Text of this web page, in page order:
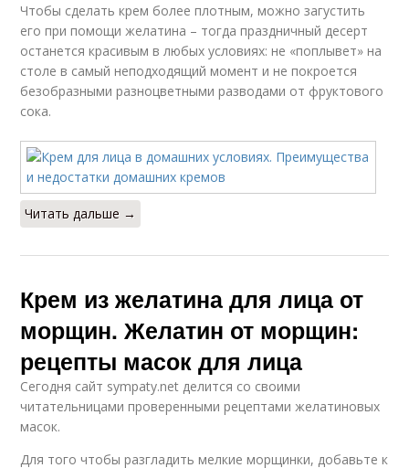
Чтобы сделать крем более плотным, можно загустить
его при помощи желатина – тогда праздничный десерт
останется красивым в любых условиях: не «поплывет» на
столе в самый неподходящий момент и не покроется
безобразными разноцветными разводами от фруктового
сока.
Читать дальше →
Крем из желатина для лица от
морщин. Желатин от морщин:
рецепты масок для лица
Сегодня сайт sympaty.net делится со своими
читательницами проверенными рецептами желатиновых
масок.
Для того чтобы разгладить мелкие морщинки, добавьте к